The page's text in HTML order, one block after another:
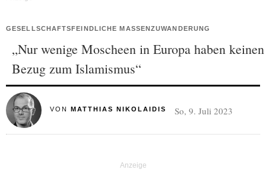
GESELLSCHAFTSFEINDLICHE MASSENZUWANDERUNG
„Nur wenige Moscheen in Europa haben keinen
Bezug zum Islamismus“
VON MATTHIAS NIKOLAIDIS So, 9. Juli 2023